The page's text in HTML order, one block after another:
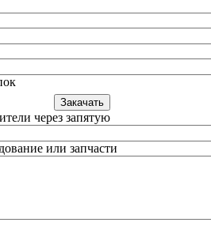
Закачать
через запятую
или запчасти